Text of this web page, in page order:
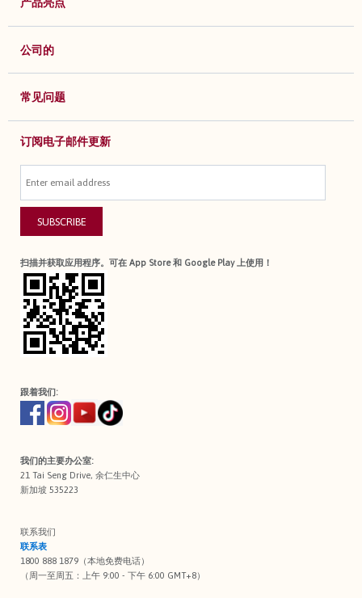
公司的
常见问题
订阅电子邮件更新
SUBSCRIBE
扫描并获取应用程序。可在 App Store 和 Google Play 上使用！
跟着我们:
我们的主要办公室:
21 Tai Seng Drive, 余仁生中心
新加坡 535223
联系我们
联系表
1800 888 1879（本地免费电话）
（周一至周五：上午 9:00 - 下午 6:00 GMT+8）